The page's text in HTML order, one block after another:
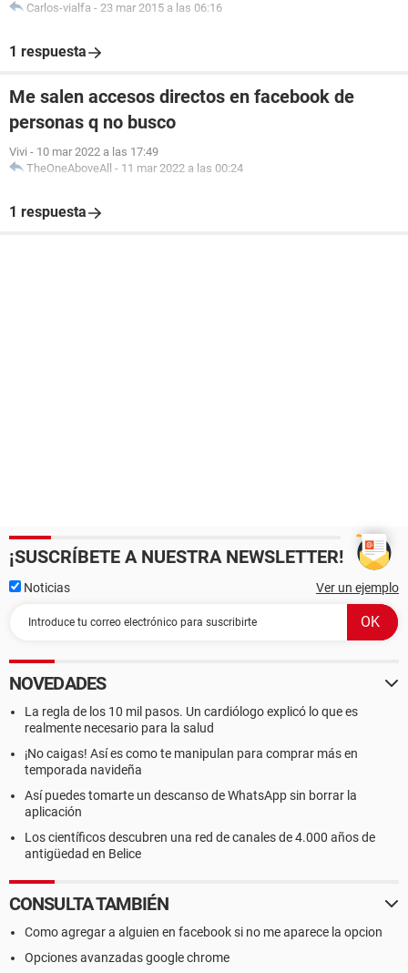
Carlos-vialfa - 23 mar 2015 a las 06:16
1 respuesta
Me salen accesos directos en facebook de
personas q no busco
Vivi - 10 mar 2022 a las 17:49
TheOneAboveAll - 11 mar 2022 a las 00:24
1 respuesta
¡SUSCRÍBETE A NUESTRA NEWSLETTER!
Noticias Ver un ejemplo
NOVEDADES
La regla de los 10 mil pasos. Un cardiólogo explicó lo que es
realmente necesario para la salud
¡No caigas! Así es como te manipulan para comprar más en
temporada navideña
Así puedes tomarte un descanso de WhatsApp sin borrar la
aplicación
Los científicos descubren una red de canales de 4.000 años de
antigüedad en Belice
CONSULTA TAMBIÉN
Como agregar a alguien en facebook si no me aparece la opcion
Opciones avanzadas google chrome